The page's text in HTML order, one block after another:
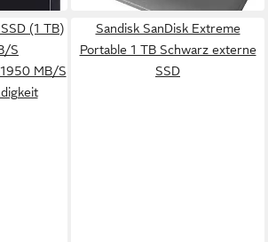
(1 TB)
S
MB/S
Sandisk SanDisk Extreme
Portable 1 TB Schwarz externe
SSD